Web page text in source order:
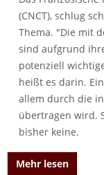
(CNCT), schlug
Thema. "Die mit
sind aufgrund
potenziell
heißt es darin.
allem durch die
übertragen wird.
bisher keine.
Mehr lesen